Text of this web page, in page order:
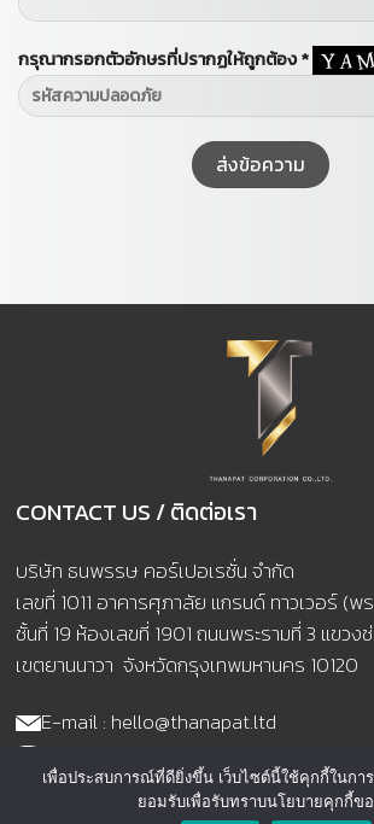
กรุณากรอกตัวอักษรที่ปรากฏให้ถูกต้อง *
CONTACT US / ติดต่อเรา
บริษัท ธนพรรษ คอร์เปอเรชั่น จำกัด
เลขที่ 1011 อาคารศุภาลัย แกรนด์ ทาวเวอร์ (พ
ชั้นที่ 19 ห้องเลขที่ 1901 ถนนพระรามที่ 3 แขวง
เขตยานนาวา จังหวัดกรุงเทพมหานคร 10120
E-mail : hello@thanapat.ltd
เวลาทำการ : จันทร์ – ศุกร์ 08.30 – 17.30 น.
เพื่อประสบการณ์ที่ดียิ่งขึ้น เว็บไซต์นี้ใช้คุกกี้ในกา
ยอมรับเพื่อรับทราบนโยบายคุกกี้ขอ